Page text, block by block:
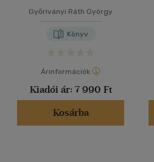
Győriványi Ráth György
Könyv
Árinformációk
Kiadói ár: 7 990 Ft
Kosárba